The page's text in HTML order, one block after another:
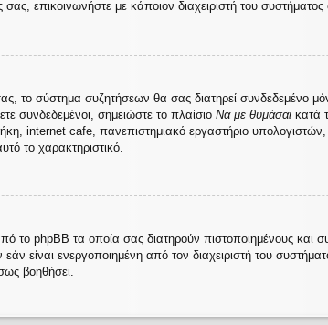
επικοινωνήστε με κάποιον διαχειριστή του
το σύστημα συζητήσεων θα σας διατηρεί συνδεδεμένο
συνδεδεμένοι, σημειώστε το πλαίσιο Να με θυμάσαι κατά
internet cafe, πανεπιστημιακό εργαστήριο
το χαρακτηριστικό.
το phpBB τα οποία σας διατηρούν πιστοποιημένους
είναι ενεργοποιημένη από τον διαχειριστή του
βοηθήσει.